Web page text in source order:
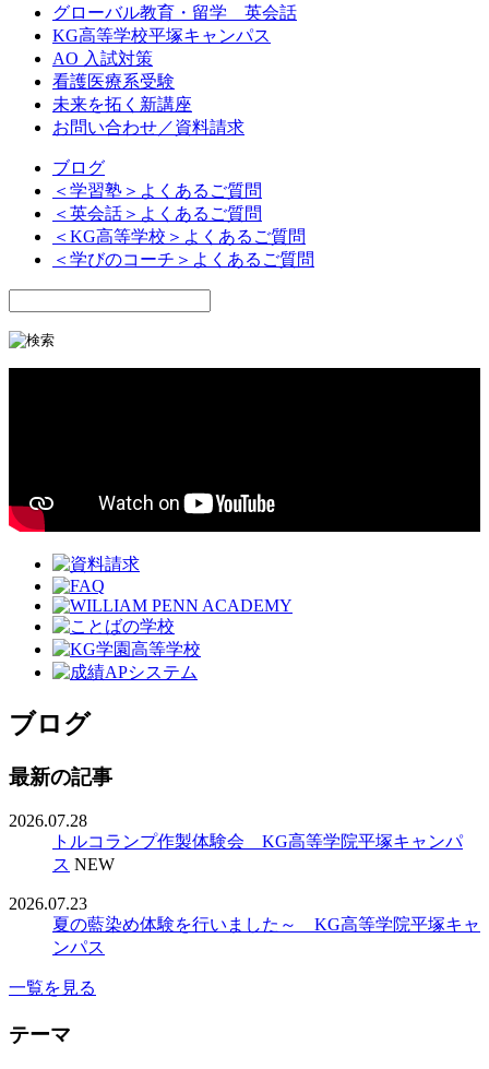
グローバル教育・留学 英会話
KG高等学校平塚キャンパス
AO 入試対策
看護医療系受験
未来を拓く新講座
お問い合わせ／資料請求
ブログ
＜学習塾＞よくあるご質問
＜英会話＞よくあるご質問
＜KG高等学校＞よくあるご質問
＜学びのコーチ＞よくあるご質問
ブログ
最新の記事
2026.07.28
トルコランプ作製体験会 KG高等学院平塚キャンパ
ス NEW
2026.07.23
夏の藍染め体験を行いました～ KG高等学院平塚キャ
ンパス
一覧を見る
テーマ